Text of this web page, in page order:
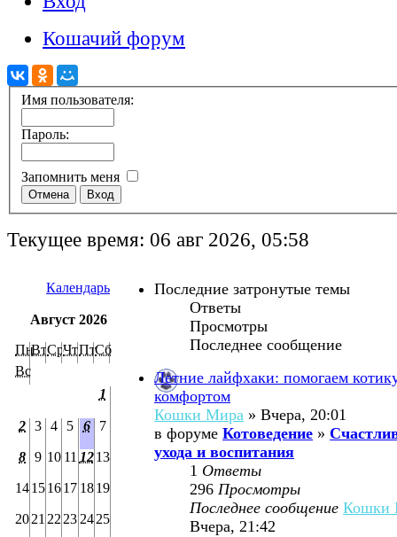
Кошачий форум
Имя пользователя:
Пароль:
Запомнить меня
Текущее время: 06 авг 2026, 05:58
Календарь
Август 2026
ПнВтСрЧтПтСб
Вс
1
2 3 4 5 6 7
8 9 10 11 1213
14151617 1819
2021 22 23 2425
Последние затронутые темы
Ответы
Просмотры
Последнее сообщение
Летние лайфхаки: помогаем
комфортом
Кошки Мира » Вчера, 20:01
в форумеКотоведение »
ухода и воспитания
1 Ответы
296Просмотры
Последнее сообщениеКошки
Вчера, 21:42